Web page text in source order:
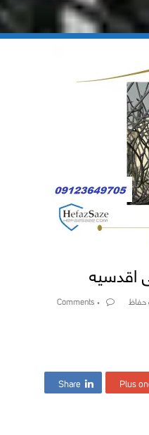
اقدسیه
حفاظ ۰ Comments
Plus
Share